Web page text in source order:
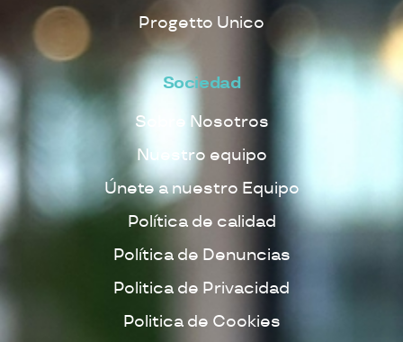
Progetto Unico
Sociedad
Sobre Nosotros
Nuestro equipo
Únete a nuestro Equipo
Política de calidad
Política de Denuncias
Politica de Privacidad
Politica de Cookies